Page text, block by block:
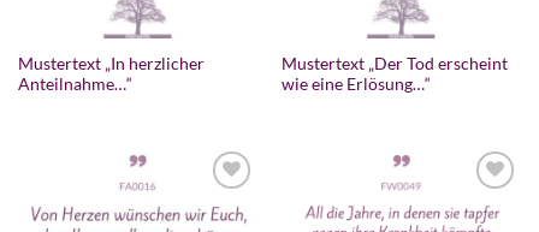
Mustertext „In herzlicher
Anteilnahme…“
Mustertext „Der Tod erscheint
wie eine Erlösung…“
Zur
Wunschliste
Zur
Wunschliste